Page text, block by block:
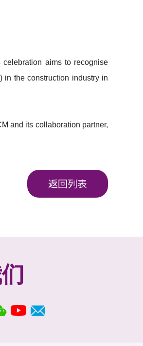
aims to recognise
in the construction industry in
and its collaboration partner,
返回列表